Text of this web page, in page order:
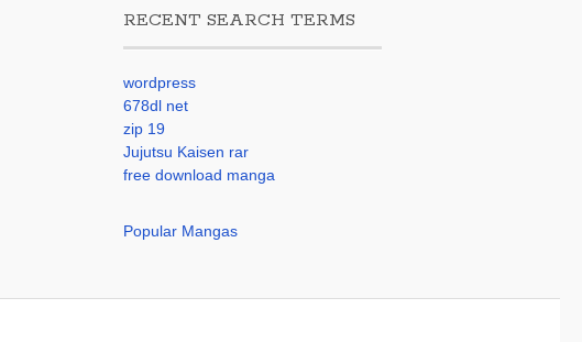
RECENT SEARCH TERMS
wordpress
678dl net
zip 19
Jujutsu Kaisen rar
free download manga
Popular Mangas